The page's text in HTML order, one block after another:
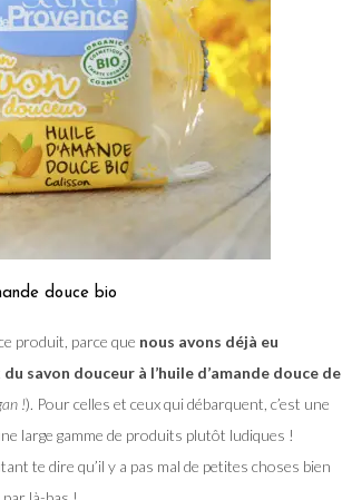
douce bio
produit, parce que nous avons déjà eu
du savon douceur à l’huile d’amande douce de
!). Pour celles et ceux qui débarquent, c’est une
large gamme de produits plutôt ludiques !
te dire qu’il y a pas mal de petites choses bien